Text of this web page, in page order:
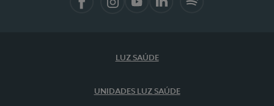
LUZ SAÚDE
UNIDADES LUZ SAÚDE